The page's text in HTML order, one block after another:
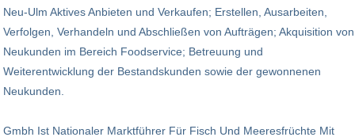
Neu-Ulm Aktives Anbieten und Verkaufen; Erstellen, Ausarbeiten,
Verfolgen, Verhandeln und Abschließen von Aufträgen; Akquisition von
Neukunden im Bereich Foodservice; Betreuung und
Weiterentwicklung der Bestandskunden sowie der gewonnenen
Neukunden.
Gmbh Ist Nationaler Marktführer Für Fisch Und Meeresfrüchte Mit